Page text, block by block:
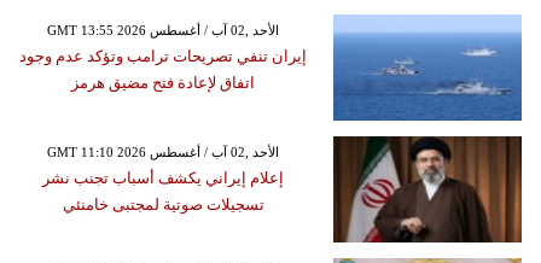
GMT 13:55 2026 الأحد ,02 آب / أغسطس
إيران تنفي تصريحات ترامب وتؤكد عدم وجود
اتفاق لإعادة فتح مضيق هرمز
GMT 11:10 2026 الأحد ,02 آب / أغسطس
إعلام إيراني يكشف أسباب تجنب نشر
تسجيلات صوتية لمجتبى خامنئي